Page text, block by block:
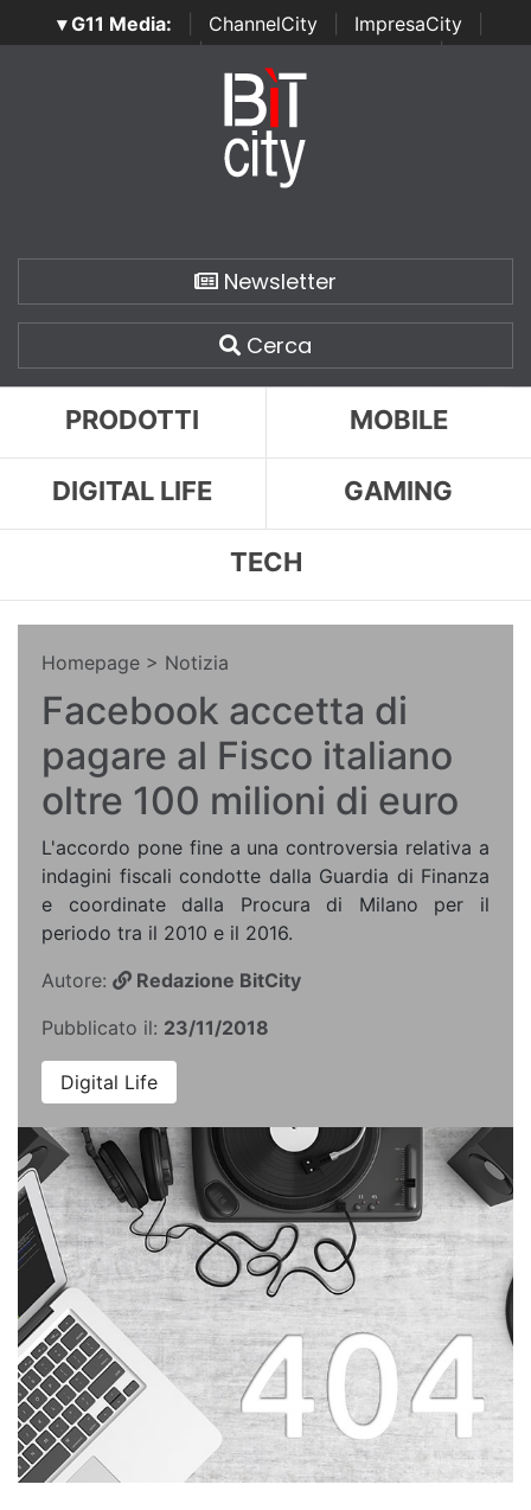
▾ G11 Media: ChannelCity ImpresaCity
SecurityOpenLab | Italian Channel Awards | Italian
Italian Security Awards
Newsletter
Cerca
PRODOTTI MOBILE
DIGITAL LIFE GAMING
TECH
Homepage > Notizia
Facebook accetta di
pagare al Fisco italiano
oltre 100 milioni di euro
L'accordo pone fine a una controversia relativa a
indagini fiscali condotte dalla Guardia di Finanza
e coordinate dalla Procura di Milano per il
periodo tra il 2010 e il 2016.
Autore:
Redazione BitCity
Pubblicato il: 23/11/2018
Digital Life